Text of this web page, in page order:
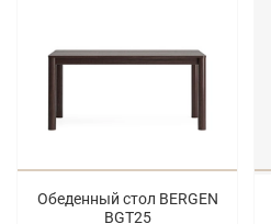
Обеденный стол BERGEN
BGT25